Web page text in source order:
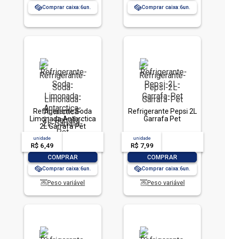
Comprar caixa:6 Comprar caixa:6
Refrigerante Soda
Limonada Antarctica
2L Garrafa Pet
unidade
R$ 6,49
COMPRAR
Comprar caixa:6
Peso variável
Refrigerante Pepsi 2L
Garrafa Pet
unidade
R$ 7,99
COMPRAR
Comprar caixa:6
Peso variável